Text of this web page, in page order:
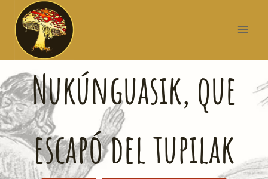
Nukúnguasik, que
escapó del tupilak